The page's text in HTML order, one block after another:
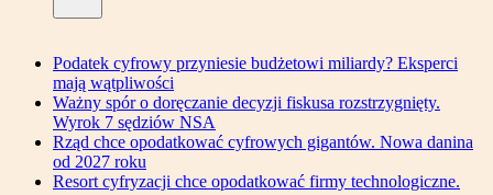
Podatek cyfrowy przyniesie budżetowi miliardy? Eksperci
mają wątpliwości
Ważny spór o doręczanie decyzji fiskusa rozstrzygnięty.
Wyrok 7 sędziów NSA
Rząd chce opodatkować cyfrowych gigantów. Nowa danina
od 2027 roku
Resort cyfryzacji chce opodatkować firmy technologiczne.